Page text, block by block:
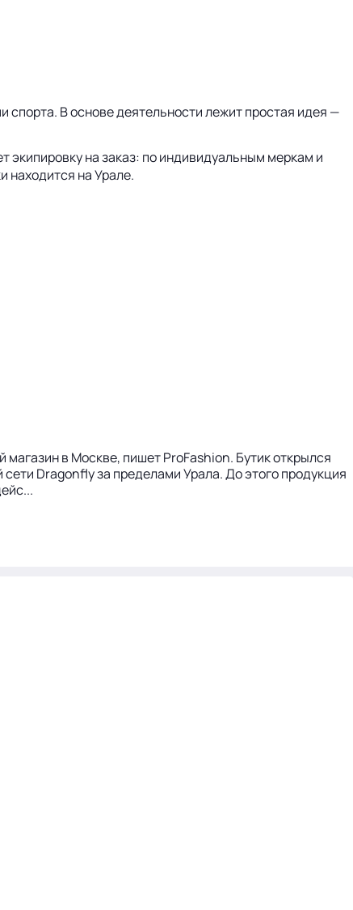
В основе деятельности лежит простая идея —
экипировку на заказ: по индивидуальным меркам и
находится на Урале.
в Москве, пишет ProFashion. Бутик открылся
Dragonfly за пределами Урала. До этого продукция